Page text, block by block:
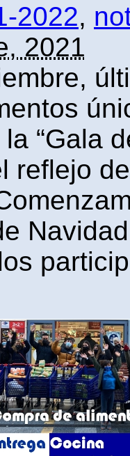
2022,
2021
“Gala
reflejo